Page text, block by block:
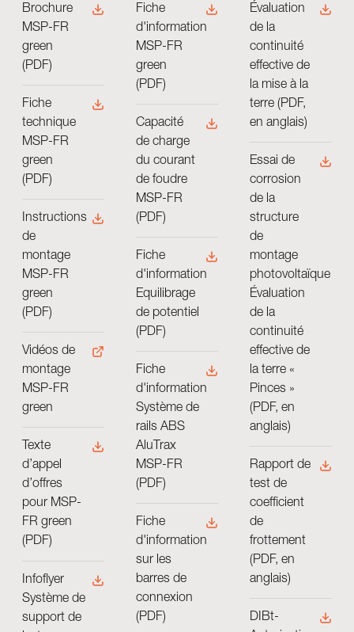
Brochure
MSP-FR
green
(PDF)
Fiche
technique
MSP-FR
green
(PDF)
Instructions
de
montage
MSP-FR
green
(PDF)
Vidéos de
montage
MSP-FR
green
Texte
d’appel
d’offres
pour MSP-
FR green
(PDF)
Infoflyer
Système de
support de
​Fiche
d'information
MSP-FR
green
(PDF)
Capacité
de charge
du courant
de foudre
MSP-FR
(PDF)
Fiche
d'information
Equilibrage
de potentiel
(PDF)
Fiche
d'information
Système de
rails ABS
AluTrax
MSP-FR
(PDF)
Fiche
d'information
sur les
barres de
connexion
(PDF)
Évaluation
de la
continuité
effective de
la mise à la
terre (PDF,
en anglais)
Essai de
corrosion
de la
structure
de
montage
photovoltaïque
Évaluation
de la
continuité
effective de
la terre «
Pinces »
(PDF, en
anglais)
Rapport de
test de
coefficient
de
frottement
(PDF, en
anglais)
DIBt-